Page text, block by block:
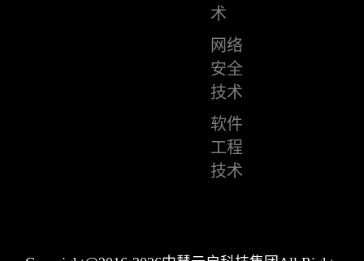
术
网络
安全
技术
软件
工程
技术